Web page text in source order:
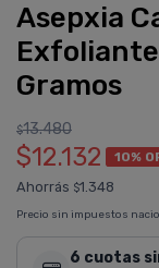
Asepxia
Gramos
$13.480
$12.132 10%
Ahorrás $1.348
Precio sin impuestos
6 cuotas